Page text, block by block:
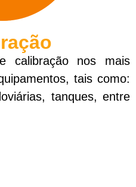
calibração nos mais
tais como:
tanques, entre